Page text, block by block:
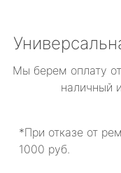
Мы берем оплату
наличный
*При отказе от
1000 руб.